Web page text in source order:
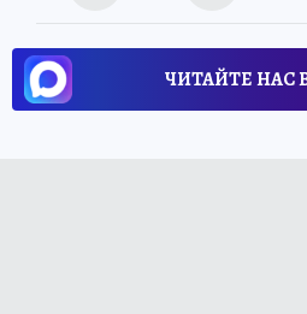
ЧИТАЙТЕ НАС